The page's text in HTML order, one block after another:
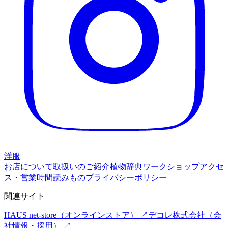
洋服
お店について取扱いのご紹介植物辞典ワークショップアクセ
ス・営業時間読みものプライバシーポリシー
関連サイト
HAUS net-store （オンラインストア） ↗ デコレ株式会社 （会
社情報・採用） ↗